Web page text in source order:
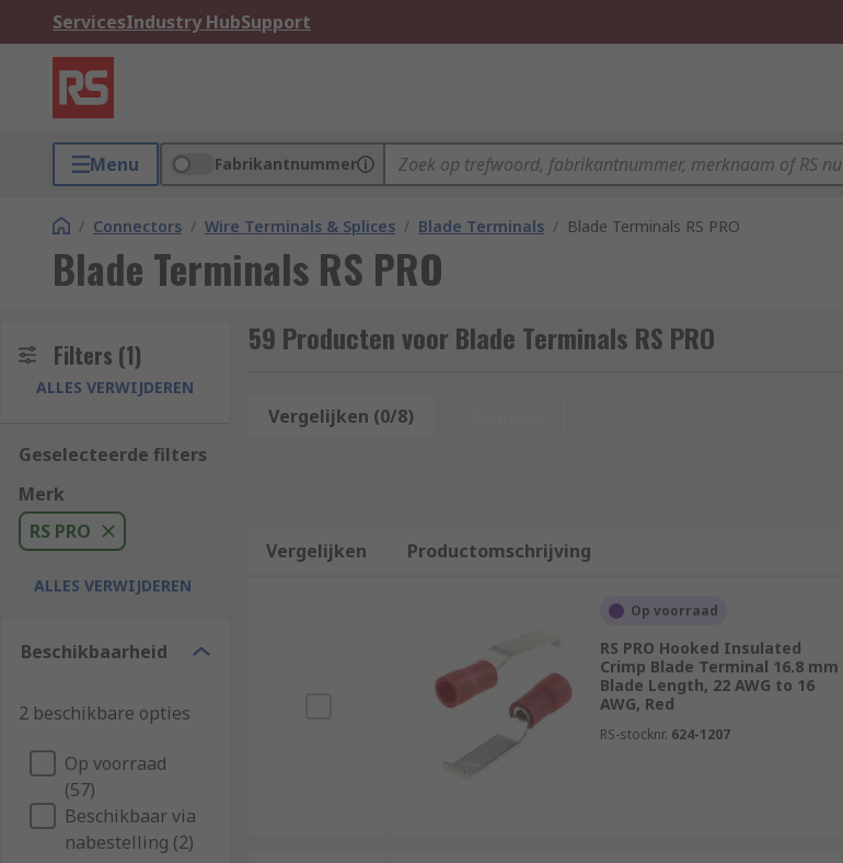
ServicesIndustry HubSupport
Menu Fabrikantnummer
/ Connectors / Wire Terminals & Splices / Blade Terminals / Blade Terminals RS PRO
Blade Terminals RS PRO
Filters (1)
ALLES VERWIJDEREN
Geselecteerde filters
Merk
RS PRO
ALLES VERWIJDEREN
Beschikbaarheid
2 beschikbare opties
Op voorraad
(57)
Beschikbaar via
nabestelling (2)
59 Producten voor Blade Terminals RS PRO
Vergelijken (0/8)
Vergelijken Productomschrijving
Op voorraad
RS PRO Hooked Insulated
Crimp Blade Terminal 16.8 mm
Blade Length, 22 AWG to 16
AWG, Red
RS-stocknr. 624-1207